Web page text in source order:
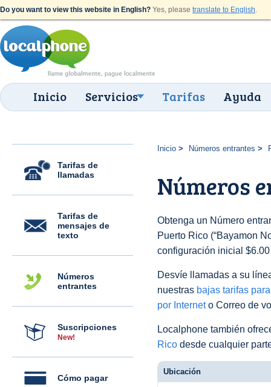
Do you want to view this website in English? Yes, please translate to English.
Inicio Servicios Tarifas Ayuda
Tarifas de
llamadas
Tarifas de
mensajes de
texto
Números
entrantes
Suscripciones
New!
Cómo pagar
Inicio Números entrantes
Números
Obtenga un Número
Puerto Rico (“Bayamon
configuración inicial
Desvíe llamadas a su
nuestras bajas tarifas
por Interneto Correo de
Localphone también
Rico desde cualquier
Ubicación